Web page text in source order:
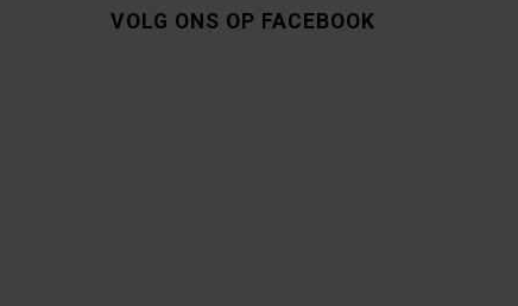
VOLG ONS OP FACEBOOK